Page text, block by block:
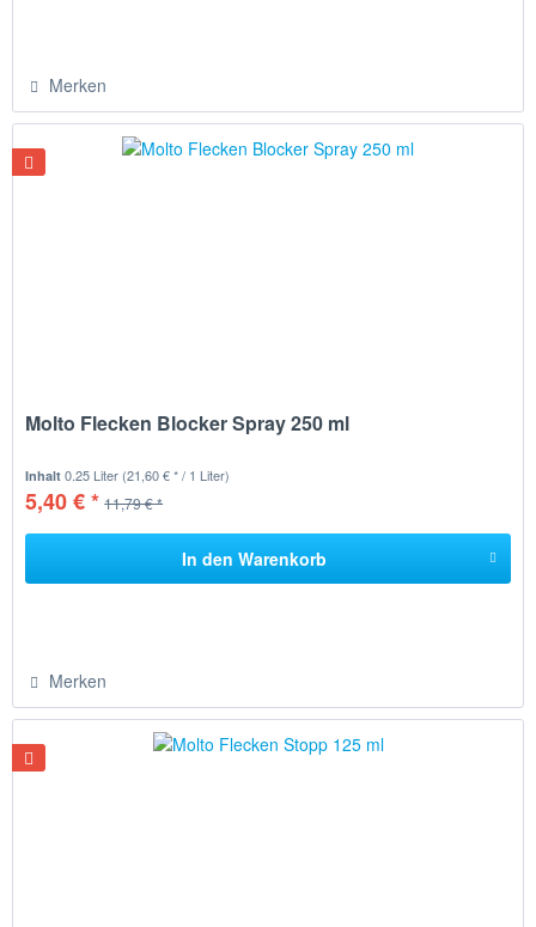
Merken
Molto Flecken Blocker Spray 250 ml
Inhalt0.25 Liter (21,60 € * / 1 Liter)
5,40 € * 11,79 € *
In den Warenkorb
Merken